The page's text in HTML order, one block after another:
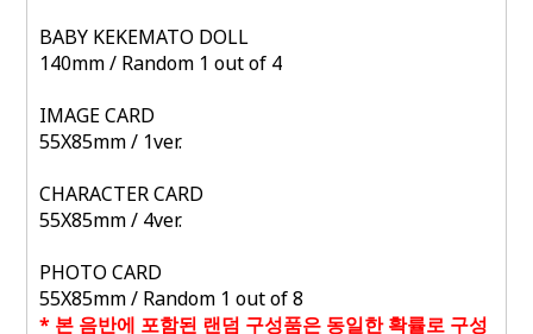
BABY KEKEMATO DOLL
140mm / Random 1 out of 4
IMAGE CARD
55X85mm / 1ver.
CHARACTER CARD
55X85mm / 4ver.
PHOTO CARD
55X85mm / Random 1 out of 8
* 본 음반에 포함된 랜덤 구성품은 동일한 확률로 구성